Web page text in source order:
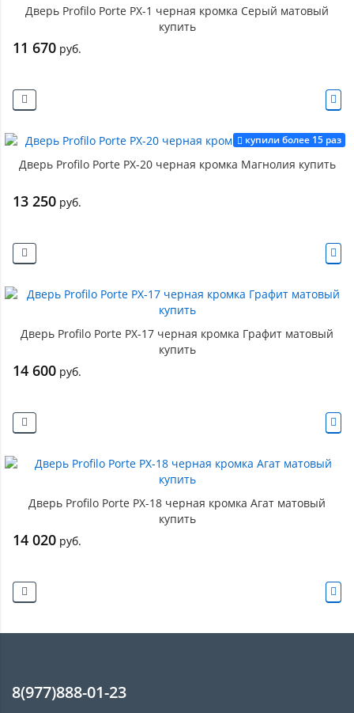
Дверь Profilo Porte PX-1 черная кромка Серый матовый
купить
11 670 руб.
купили более 15 раз
Дверь Profilo Porte PX-20 черная кромка Магнолия купить
13 250 руб.
Дверь Profilo Porte PX-17 черная кромка Графит матовый
купить
14 600 руб.
Дверь Profilo Porte PX-18 черная кромка Агат матовый
купить
14 020 руб.
8(977)888-01-23